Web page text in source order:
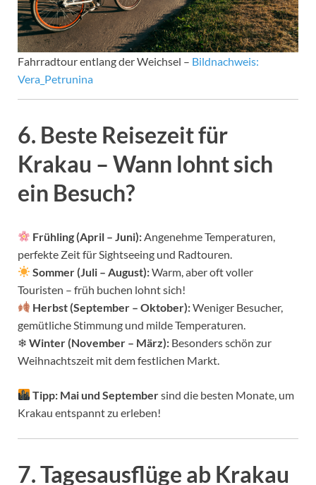
Fahrradtour entlang der Weichsel – Bildnachweis:
Vera_Petrunina
6. Beste Reisezeit für
Krakau – Wann lohnt sich
ein Besuch?
Frühling (April – Juni): Angenehme Temperaturen,
perfekte Zeit für Sightseeing und Radtouren.
Sommer (Juli – August):Warm, aber oft voller
Touristen – früh buchen lohnt sich!
Herbst (September – Oktober):Weniger Besucher,
gemütliche Stimmung und milde Temperaturen.
❄ Winter (November – März): Besonders schön zur
Weihnachtszeit mit dem festlichen Markt.
Tipp: Mai und Septembersind die besten Monate, um
Krakau entspannt zu erleben!
7. Tagesausflüge ab Krakau